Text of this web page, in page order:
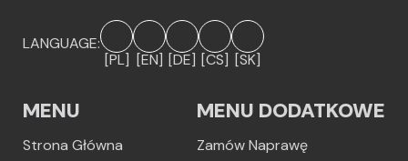
LANGUAGE:
[PL] [EN] [DE] [CS] [SK]
MENU
Strona Główna
MENU DODATKOWE
Zamów Naprawę